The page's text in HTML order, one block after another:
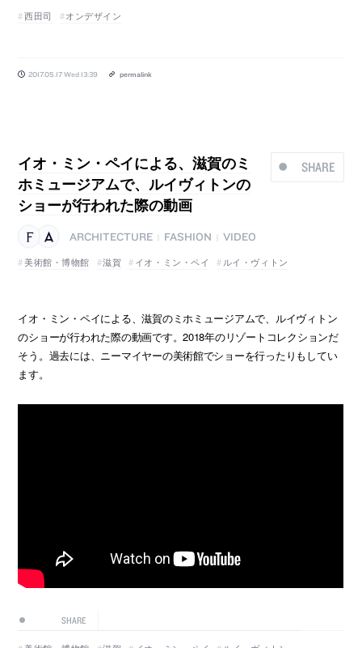
西田司 オンデザイン
2017.05.17 Wed 13:39 permalink
SHARE
イオ・ミン・ペイによる、滋賀のミ
ホミュージアムで、ルイヴィトンの
ショーが行われた際の動画
ARCHITECTURE FASHION
VIDEO
美術館・博物館
滋賀 イオ・ミン・ペイ ルイ・ヴィトン
イオ・ミン・ペイによる、滋賀のミホミュージアムで、ルイヴィトン
のショーが行われた際の動画です。2018年のリゾートコレクションだ
そう。過去には、ニーマイヤーの美術館でショーを行ったりもしてい
ます。
SHARE